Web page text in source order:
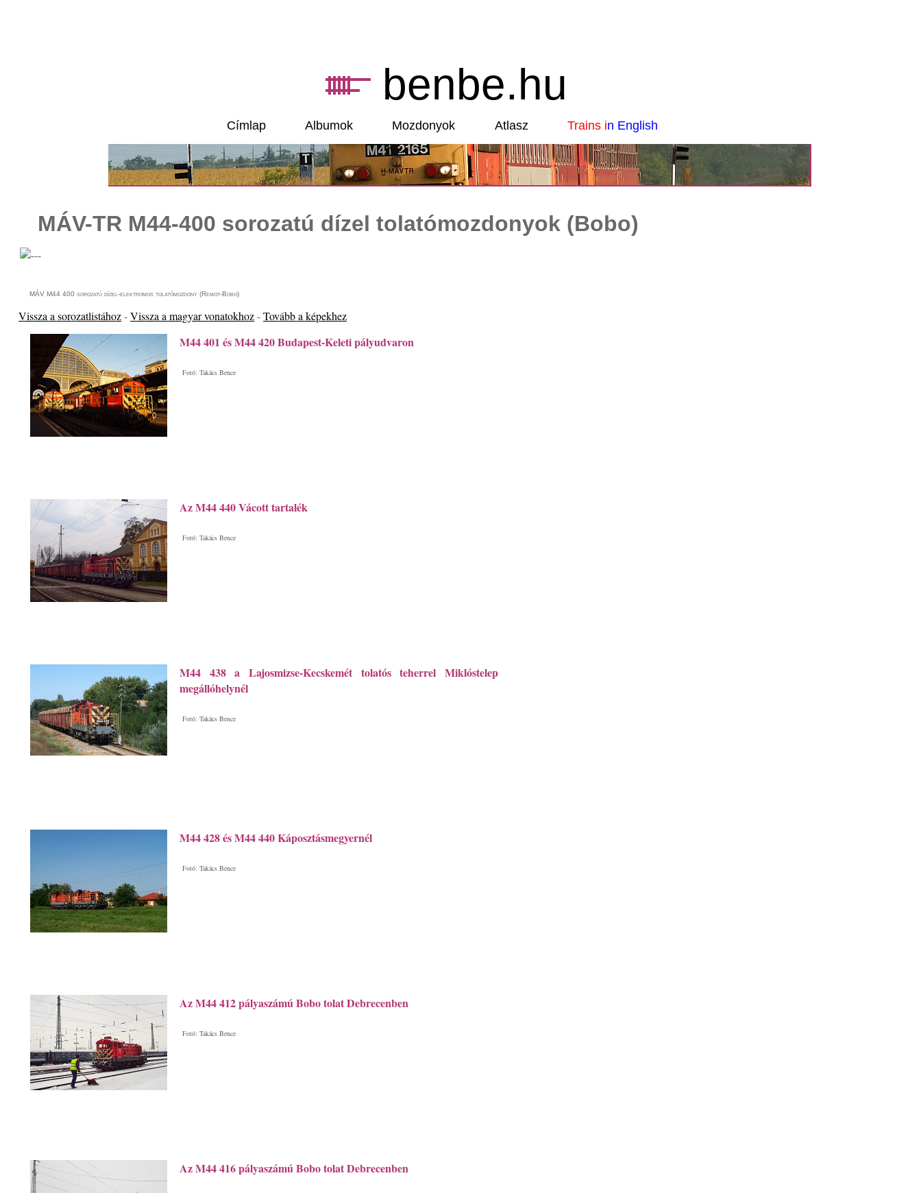
benbe.hu
Címlap Albumok Mozdonyok Atlasz Trains in English
MÁV-TR M44-400 sorozatú dízel tolatómozdonyok (Bobo)
MÁV M44 400 sorozatú dízel-elektromos tolatómozdony (Remot-Bobo)
Vissza a sorozatlistához-Vissza a magyar vonatokhoz-Tovább a képekhez
M44 401 és M44 420 Budapest-Keleti pályudvaron
Fotó: Takács Bence
Az M44 440 Vácott tartalék
Fotó: Takács Bence
M44 438 a Lajosmizse-Kecskemét tolatós teherrel Miklóstelep
megállóhelynél
Fotó: Takács Bence
M44 428 és M44 440 Káposztásmegyernél
Fotó: Takács Bence
Az M44 412 pályaszámú Bobo tolat Debrecenben
Fotó: Takács Bence
Az M44 416 pályaszámú Bobo tolat Debrecenben